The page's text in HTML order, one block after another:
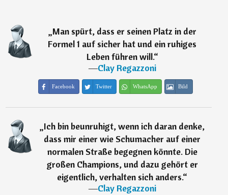
„Man spürt, dass er seinen Platz in der
Formel 1 auf sicher hat und ein ruhiges
Leben führen will.“
―Clay Regazzoni
Facebook Twitter WhatsApp Bild
„Ich bin beunruhigt, wenn ich daran denke,
dass mir einer wie Schumacher auf einer
normalen Straße begegnen könnte. Die
großen Champions, und dazu gehört er
eigentlich, verhalten sich anders.“
―Clay Regazzoni